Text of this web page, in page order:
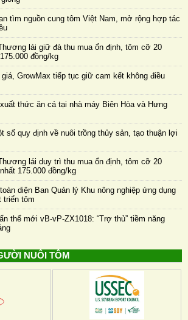
tìm nguồn cung tôm Việt Nam, mở rộng hợp tác
lái giữ đà thu mua ổn định, tôm cỡ 20
đồng/kg
GrowMax tiếp tục giữ cam kết không điều
thức ăn cá tại nhà máy Biên Hòa và Hưng
số quy định về nuôi trồng thủy sản, tạo thuận lợi
lái duy trì thu mua ổn định, tôm cỡ 20
175.000 đồng/kg
diện Ban Quản lý Khu nông nghiệp ứng dụng
triển tôm
thể mới vB-vP-ZX1018: “Trợ thủ” tiềm năng
NUÔI TÔM